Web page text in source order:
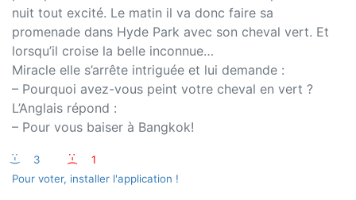
nuit tout excité. Le matin il va donc faire sa
promenade dans Hyde Park avec son cheval vert. Et
lorsqu’il croise la belle inconnue…
Miracle elle s’arrête intriguée et lui demande :
– Pourquoi avez-vous peint votre cheval en vert ?
L’Anglais répond :
– Pour vous baiser à Bangkok!
:-) 3 :-(
1
Pour voter, installer l'application !